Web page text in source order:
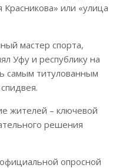
или «улица
мастер спорта,
Уфу и республику на
самым титулованным
жителей – ключевой
решения
опросной